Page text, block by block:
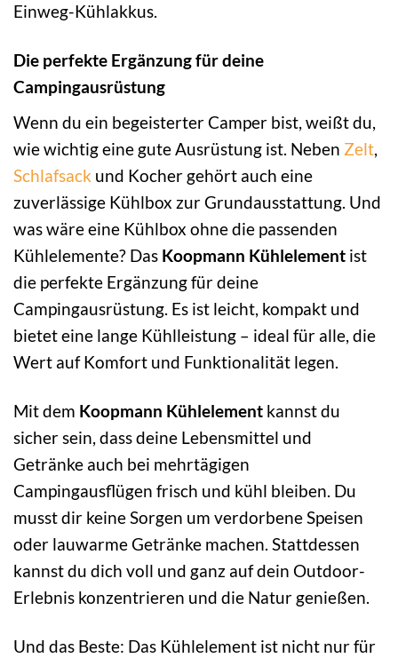
Einweg-Kühlakkus.
Die perfekte Ergänzung für deine
Campingausrüstung
Wenn du ein begeisterter Camper bist, weißt du,
wie wichtig eine gute Ausrüstung ist. Neben Zelt,
Schlafsack und Kocher gehört auch eine
zuverlässige Kühlbox zur Grundausstattung. Und
was wäre eine Kühlbox ohne die passenden
Kühlelemente? Das Koopmann Kühlelement ist
die perfekte Ergänzung für deine
Campingausrüstung. Es ist leicht, kompakt und
bietet eine lange Kühlleistung – ideal für alle, die
Wert auf Komfort und Funktionalität legen.
Mit dem Koopmann Kühlelement kannst du
sicher sein, dass deine Lebensmittel und
Getränke auch bei mehrtägigen
Campingausflügen frisch und kühl bleiben. Du
musst dir keine Sorgen um verdorbene Speisen
oder lauwarme Getränke machen. Stattdessen
kannst du dich voll und ganz auf dein Outdoor-
Erlebnis konzentrieren und die Natur genießen.
Und das Beste: Das Kühlelement ist nicht nur für